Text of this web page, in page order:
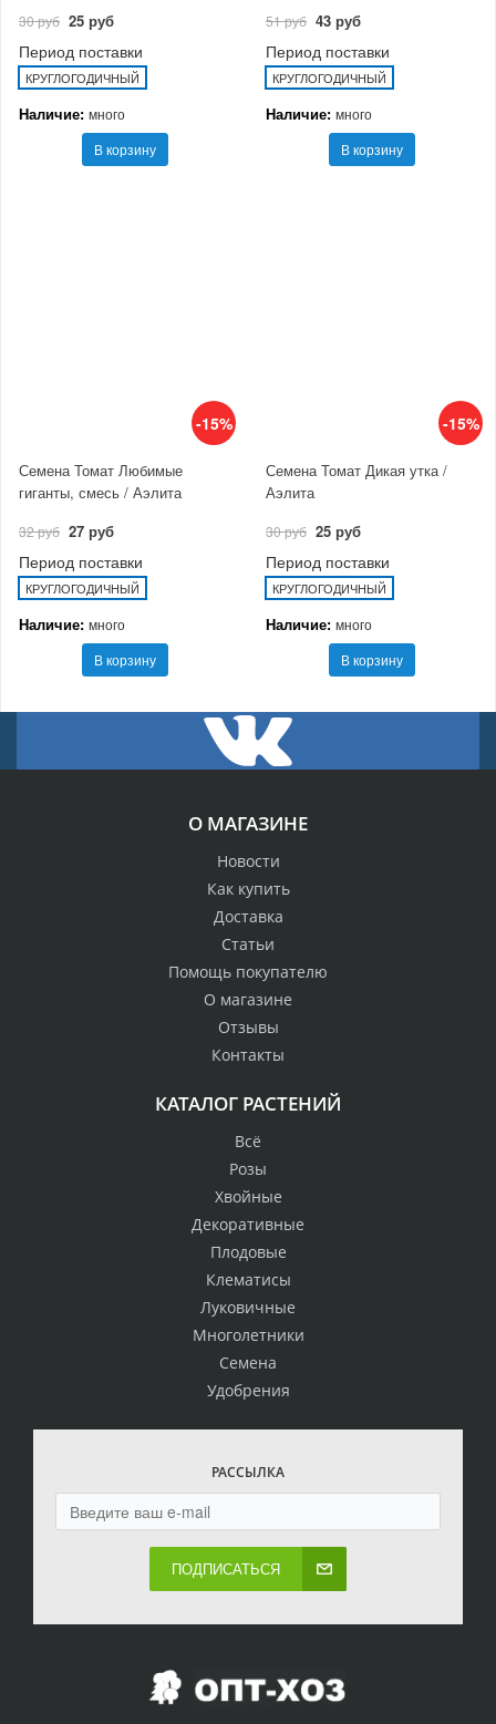
30 руб 25 руб
Период поставки
КРУГЛОГОДИЧНЫЙ
Наличие: много
В корзину
51 руб 43 руб
Период поставки
КРУГЛОГОДИЧНЫЙ
Наличие: много
В корзину
-15%
Семена Томат Любимые
гиганты, смесь / Аэлита
32 руб 27 руб
Период поставки
КРУГЛОГОДИЧНЫЙ
Наличие: много
В корзину
-15%
Семена Томат Дикая утка /
Аэлита
30 руб 25 руб
Период поставки
КРУГЛОГОДИЧНЫЙ
Наличие: много
В корзину
О МАГАЗИНЕ
Новости
Как купить
Доставка
Статьи
Помощь покупателю
О магазине
Отзывы
Контакты
КАТАЛОГ РАСТЕНИЙ
Всё
Розы
Хвойные
Декоративные
Плодовые
Клематисы
Луковичные
Многолетники
Семена
Удобрения
РАССЫЛКА
ПОДПИСАТЬСЯ